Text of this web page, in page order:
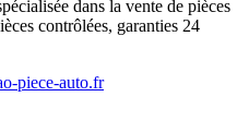
dans la vente de pièces
contrôlées, garanties 24
piece-auto.fr